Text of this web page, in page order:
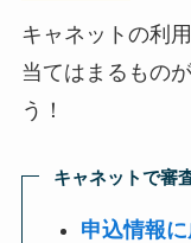
キャネットの利
当てはまるもの
う！
キャネットで審
申込情報